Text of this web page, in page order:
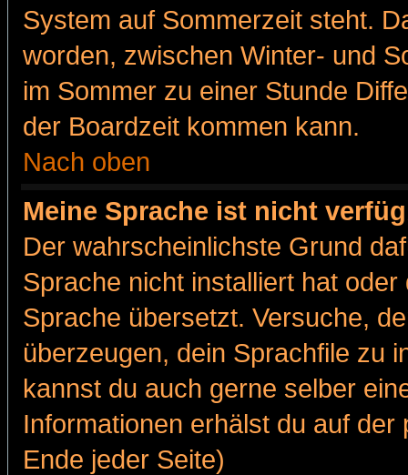
System auf Sommerzeit steht.
worden, zwischen Winter- und
im Sommer zu einer Stunde
der Boardzeit kommen kann.
Nach oben
Meine Sprache ist nicht
Der wahrscheinlichste Grund
Sprache nicht installiert hat
Sprache übersetzt. Versuche,
überzeugen, dein Sprachfile zu
kannst du auch gerne selber
Informationen erhälst du auf
Ende jeder Seite)